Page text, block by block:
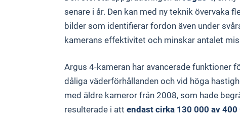
senare i år. Den kan med ny teknik övervaka
bilder som identifierar fordon även under
kamerans effektivitet och minskar antalet
Argus 4-kameran har avancerade funktioner
dåliga väderförhållanden och vid höga
med äldre kameror från 2008, som hade
resulterade i att endast cirka 130 000 av